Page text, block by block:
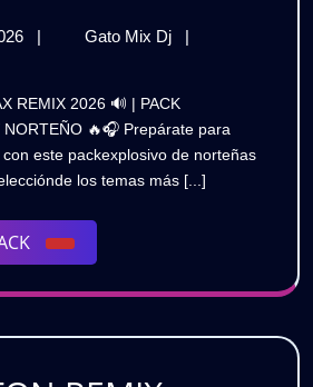
26
de
2026
| Gato Mix Dj
NORTEÑAS
2026
🔊
|
PACK
|
NORTEÑO 🔥🎧 Prepárate para
este packexplosivo de norteñas
los temas más [...]
DESCARGAR
PACK